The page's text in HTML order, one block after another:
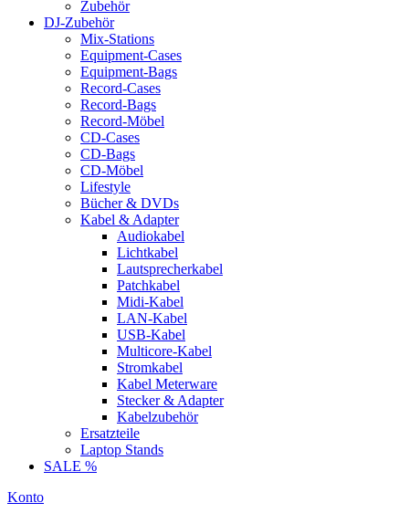
Zubehör
DJ-Zubehör
Mix-Stations
Equipment-Cases
Equipment-Bags
Record-Cases
Record-Bags
Record-Möbel
CD-Cases
CD-Bags
CD-Möbel
Lifestyle
Bücher & DVDs
Kabel & Adapter
Audiokabel
Lichtkabel
Lautsprecherkabel
Patchkabel
Midi-Kabel
LAN-Kabel
USB-Kabel
Multicore-Kabel
Stromkabel
Kabel Meterware
Stecker & Adapter
Kabelzubehör
Ersatzteile
Laptop Stands
SALE %
Konto